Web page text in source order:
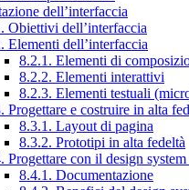
dell’interfaccia
Obiettivi dell’interfaccia
Elementi dell’interfaccia
8.2.1. Elementi di
8.2.2. Elementi interattivi
8.2.3. Elementi testuali
Progettare e costruire in alta
8.3.1. Layout di pagina
8.3.2. Prototipi in alta fedeltà
Progettare con il design
8.4.1. Documentazione